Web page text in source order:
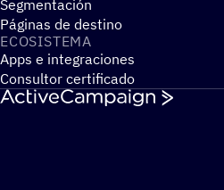
Segmentación
Páginas de destino
ECOSIS­TEMA
Apps e integraciones
Consultor certificado